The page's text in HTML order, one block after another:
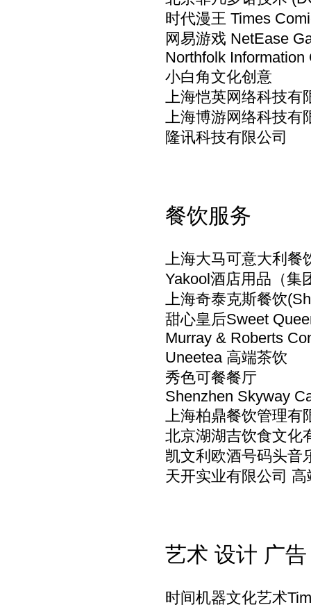
时代漫王 Times
网易游戏 NetEase
Northfolk Information
小白角文化创意
上海恺英网络科技有
上海博游网络科技有
隆讯科技有限公司
餐饮服务
上海大马可意大利餐
Yakool酒店用品（集
上海奇泰克斯餐饮
甜心皇后Sweet
Murray & Roberts
Uneetea 高端茶饮
秀色可餐餐厅
Shenzhen Skyway
上海柏鼎餐饮管理有
北京湖湖吉饮食文化
凯文利欧酒号码头音
天开实业有限公司
艺术 设计 广
时间机器文化艺术